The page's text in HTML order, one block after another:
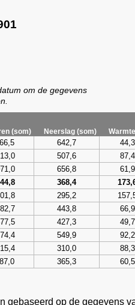
om de gegevens
(som) Neerslag (som)
642,7 44,3
507,6 87,4
656,8 61,9
368,4
295,2
443,8 66,9
427,3 49,7
549,9 92,2
310,0 88,3
365,3 60,5
gebaseerd op de gegevens